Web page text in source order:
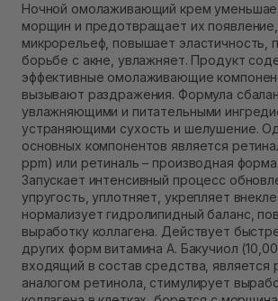
Ночной омолаживающий крем
морщин и предотвращает их
микрорельеф, повышает эластичность,
борьбе с акне, увлажняет. Продукт
эффективные омолаживающие
вызывают раздражения. Формула
увлажняющими и питательными
устраняющими сухость и шелушение.
основных компонентов является
ppm) или ретиналь – производная
Запускает интенсивный процесс
упругость, уплотняет, укрепляет
нормализует гидролипидный баланс,
выработку коллагена. Действует
других форм витамина A. Бакучиол
входящий в состав средства, является
аналогом ретинола, стимулирует